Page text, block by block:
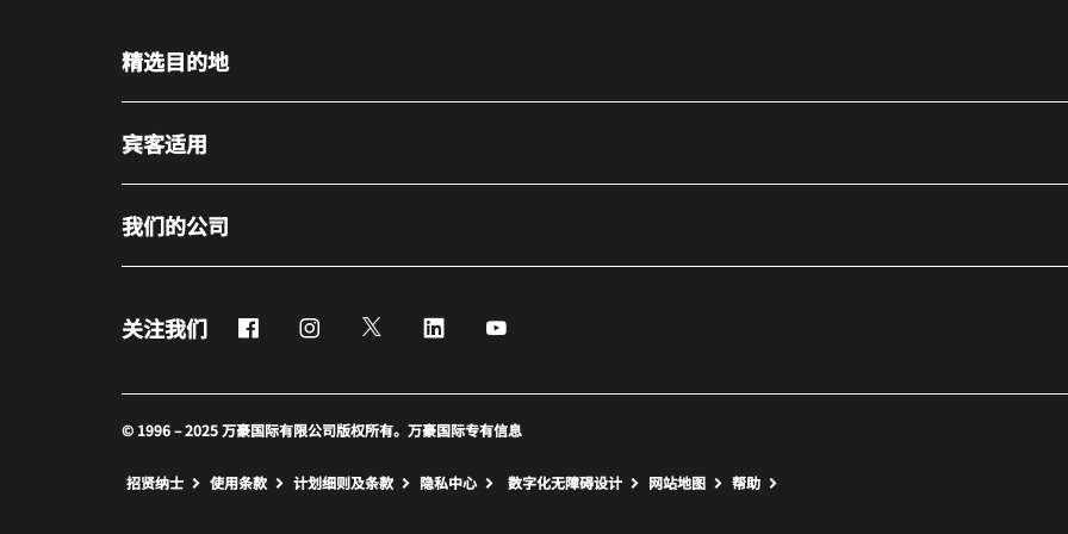
精选目的地
宾客适用
我们的公司
关注我们 FacebookInstagramTwitter LinkedIn
© 1996 – 2025 万豪国际有限公司版权所有。万豪国际专有信息
招贤纳士 使用条款 计划细则及条款 隐私中心 数字化无障碍设计 网站地图 打开新窗口
帮助